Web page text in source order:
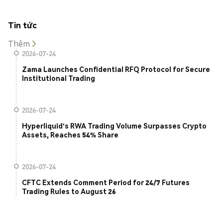
Tin tức
Thêm
2026-07-24
Zama Launches Confidential RFQ Protocol for Secure
Institutional Trading
2026-07-24
Hyperliquid's RWA Trading Volume Surpasses Crypto
Assets, Reaches 54% Share
2026-07-24
CFTC Extends Comment Period for 24/7 Futures
Trading Rules to August 26